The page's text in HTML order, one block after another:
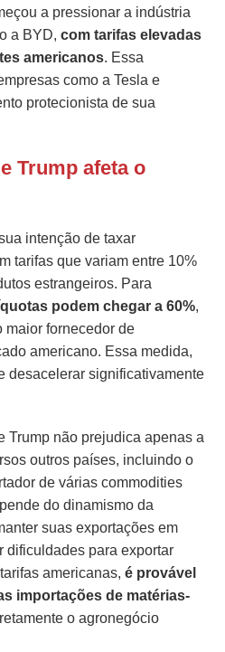
a pressionar a indústria
a BYD,com tarifas elevadas
americanos. Essa
como a Tesla e
protecionista de sua
Trump afeta o
intenção de taxar
tarifas que variam entre 10%
estrangeiros. Para
podem chegar a 60%,
maior fornecedor de
americano. Essa medida,
desacelerar significativamente
Trump não prejudica apenas a
outros países, incluindo o
de várias commodities
do dinamismo da
suas exportações em
dificuldades para exportar
americanas,é provável
importações de matérias-
o agronegócio